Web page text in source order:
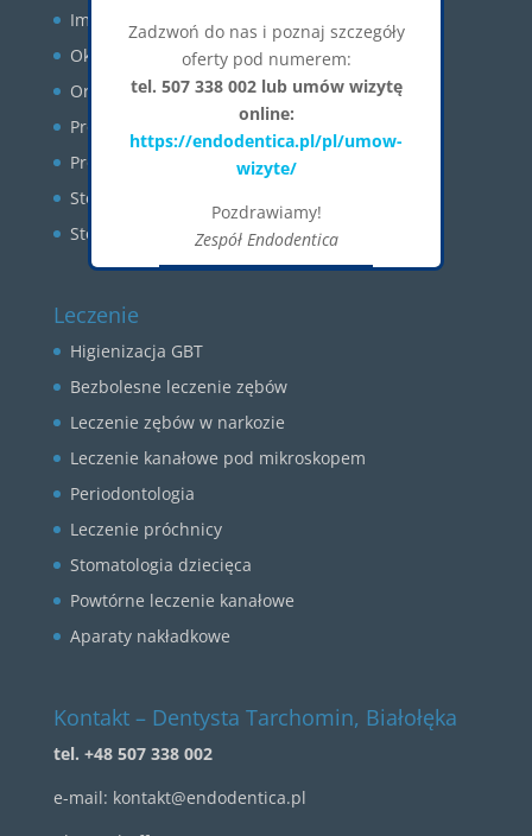
Implantologia
Okluzja
Ortodoncja
Profilaktyka
Protetyka
Stomatologia estetyczna
Stomatologia zachowawcza
Leczenie
Higienizacja GBT
Bezbolesne leczenie zębów
Leczenie zębów w narkozie
Leczenie kanałowe pod mikroskopem
Periodontologia
Leczenie próchnicy
Stomatologia dziecięca
Powtórne leczenie kanałowe
Aparaty nakładkowe
Kontakt – Dentysta Tarchomin, Białołęka
tel. +48 507 338 002
e-mail: kontakt@endodentica.pl
Zadzwoń do nas i poznaj szczegóły
oferty pod numerem:
tel. 507 338 002 lub umów wizytę
online:
https://endodentica.pl/pl/umow-
wizyte/
Pozdrawiamy!
Zespół Endodentica